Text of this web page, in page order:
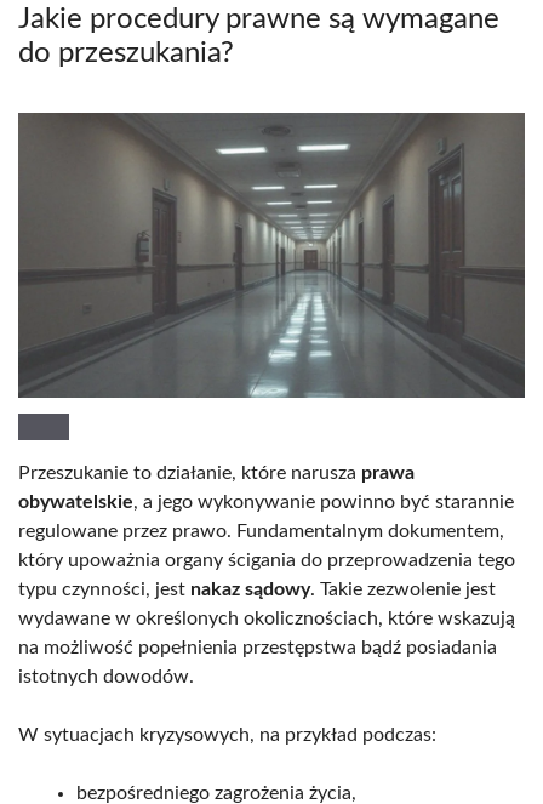
Jakie procedury prawne są wymagane
do przeszukania?
Przeszukanie to działanie, które narusza prawa
obywatelskie, a jego wykonywanie powinno być starannie
regulowane przez prawo. Fundamentalnym dokumentem,
który upoważnia organy ścigania do przeprowadzenia tego
typu czynności, jest nakaz sądowy. Takie zezwolenie jest
wydawane w określonych okolicznościach, które wskazują
na możliwość popełnienia przestępstwa bądź posiadania
istotnych dowodów.
W sytuacjach kryzysowych, na przykład podczas:
bezpośredniego zagrożenia życia,